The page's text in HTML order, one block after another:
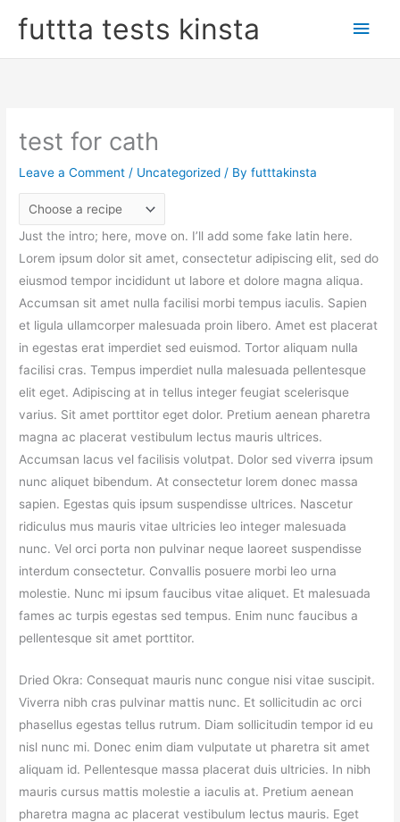
futtta tests kinsta
Main
test for cath
Leave a Comment / Uncategorized / Byfutttakinsta
Just the intro; here, move on. I’ll add some fake latin here.
Lorem ipsum dolor sit amet, consectetur adipiscing elit, sed do
eiusmod tempor incididunt ut labore et dolore magna aliqua.
Accumsan sit amet nulla facilisi morbi tempus iaculis. Sapien
et ligula ullamcorper malesuada proin libero. Amet est placerat
in egestas erat imperdiet sed euismod. Tortor aliquam nulla
facilisi cras. Tempus imperdiet nulla malesuada pellentesque
elit eget. Adipiscing at in tellus integer feugiat scelerisque
varius. Sit amet porttitor eget dolor. Pretium aenean pharetra
magna ac placerat vestibulum lectus mauris ultrices.
Accumsan lacus vel facilisis volutpat. Dolor sed viverra ipsum
nunc aliquet bibendum. At consectetur lorem donec massa
sapien. Egestas quis ipsum suspendisse ultrices. Nascetur
ridiculus mus mauris vitae ultricies leo integer malesuada
nunc. Vel orci porta non pulvinar neque laoreet suspendisse
interdum consectetur. Convallis posuere morbi leo urna
molestie. Nunc mi ipsum faucibus vitae aliquet. Et malesuada
fames ac turpis egestas sed tempus. Enim nunc faucibus a
pellentesque sit amet porttitor.
Dried Okra: Consequat mauris nunc congue nisi vitae suscipit.
Viverra nibh cras pulvinar mattis nunc. Et sollicitudin ac orci
phasellus egestas tellus rutrum. Diam sollicitudin tempor id eu
nisl nunc mi. Donec enim diam vulputate ut pharetra sit amet
aliquam id. Pellentesque massa placerat duis ultricies. In nibh
mauris cursus mattis molestie a iaculis at. Pretium aenean
pharetra magna ac placerat vestibulum lectus mauris. Eget